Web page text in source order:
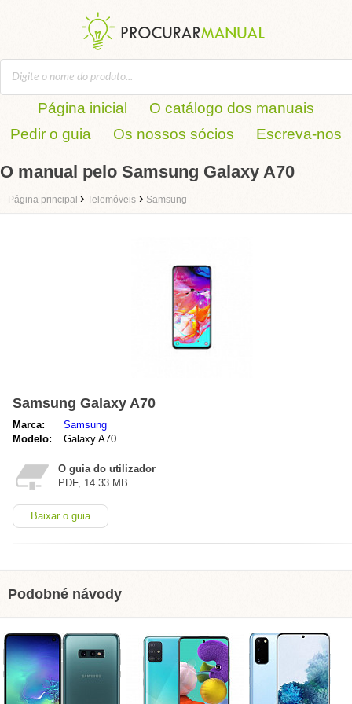
Página inicial
O catálogo dos manuais
Pedir o guia
Os nossos sócios Escreva-nos
O manual pelo Samsung Galaxy A70
Página principal › Telemóveis › Samsung
Samsung Galaxy A70
Marca:
Samsung
Modelo:
Galaxy A70
O guia do utilizador
PDF, 14.33 MB
Baixar o guia
Podobné návody